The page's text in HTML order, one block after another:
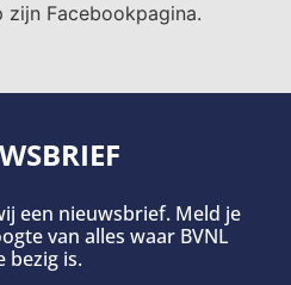
Facebookpagina.
een nieuwsbrief. Meld je
van alles waar BVNL
bezig is.